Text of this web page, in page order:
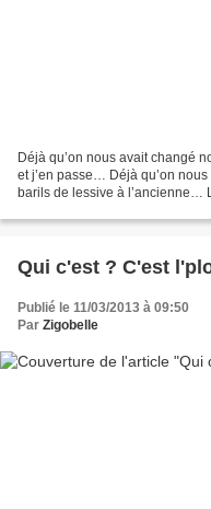
Déjà qu’on nous avait changé
et j’en passe… Déjà qu’on
barils de lessive à l’ancienne…
Qui c'est ? C'est
Publié le 11/03/2013 à 09:50
Par Zigobelle